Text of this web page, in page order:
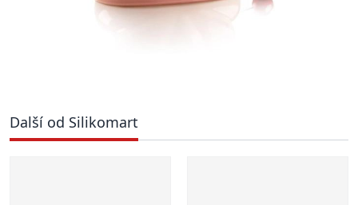
Další od Silikomart